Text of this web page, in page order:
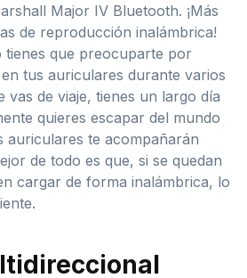
Major IV Bluetooth. ¡Más
de reproducción inalámbrica!
tienes que preocuparte por
tus auriculares durante varios
vas de viaje, tienes un largo día
quieres escapar del mundo
auriculares te acompañarán
de todo es que, si se quedan
cargar de forma inalámbrica, lo